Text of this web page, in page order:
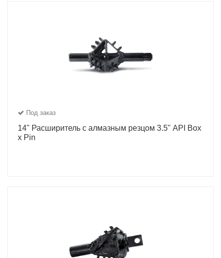
Под заказ
14" Расширитель с алмазным резцом 3.5" API Box
x Pin